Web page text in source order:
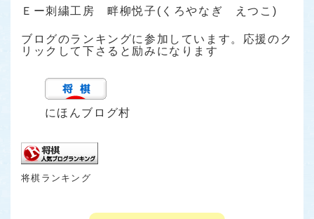
Ｅー刺繍工房 畔柳悦子(くろやなぎ えつこ)
ブログのランキングに参加しています。応援のク
リックして下さると励みになります
にほんブログ村
将棋ランキング